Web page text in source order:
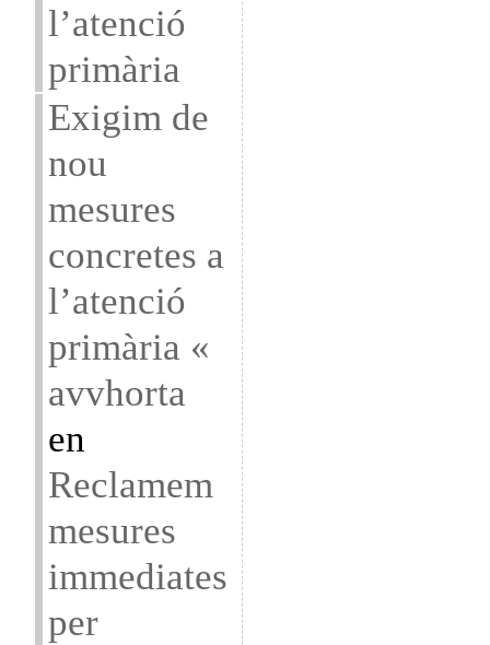
l’atenció
primària
Exigim de
nou
mesures
concretes a
l’atenció
primària «
avvhorta
en
Reclamem
mesures
immediates
per